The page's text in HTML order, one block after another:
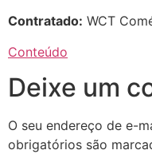
Contratado: WCT
Conteúdo
Deixe um
O seu endereço de e-
obrigatórios são